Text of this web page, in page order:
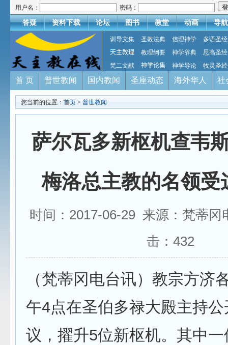
用户名： 密码：
答疑 资料下载 论坛 图书 教堂 动画 导航
训导文集 圣教法典 信理神学
多语圣经
天主教理
教理纲要 神学辞典
思高圣经
梵二文献
神学论集 神学导论 牧灵圣经
首 页 普世教闻 国内教闻 圣座动态 海外华人 社
您当前的位置： 首页 > 普世教闻
萨尔瓦多新枢机查韦
梅洛总主教的名领受
时间：2017-06-29 来源：梵蒂
击： 432
（梵蒂冈电台讯）教宗方济
午4点在圣伯多禄大殿主持
议，擢升5位新枢机。其中